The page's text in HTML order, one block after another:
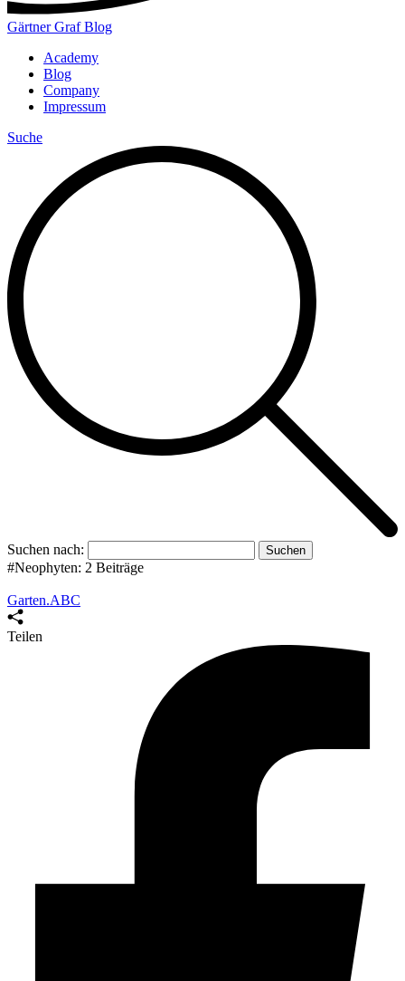
Gärtner Graf Blog
Academy
Blog
Company
Impressum
Suche
Suchen nach:
#Neophyten: 2 Beiträge
Garten.ABC
Teilen